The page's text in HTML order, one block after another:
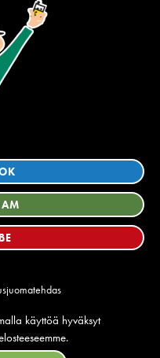
käyttöä hyväksyt
.